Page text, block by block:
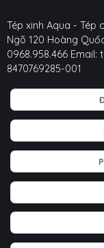
Tép xinh Aqua - Tép
Ngõ 120 Hoàng
0968.958.466 Email:
8470769285-001